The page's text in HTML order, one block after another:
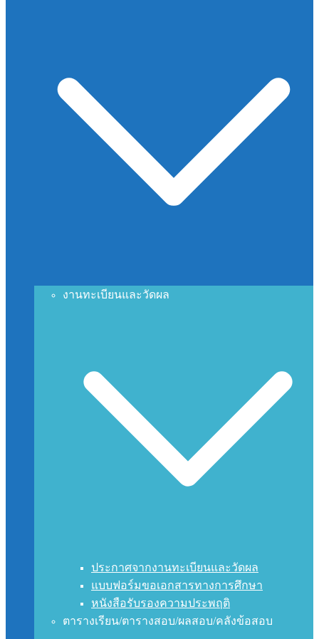
งานทะเบียนและวัดผล
ประกาศจากงานทะเบียนและวัดผล
แบบฟอร์มขอเอกสารทางการศึกษา
หนังสือรับรองความประพฤติ
ตารางเรียน/ตารางสอบ/ผลสอบ/คลังข้อสอบ